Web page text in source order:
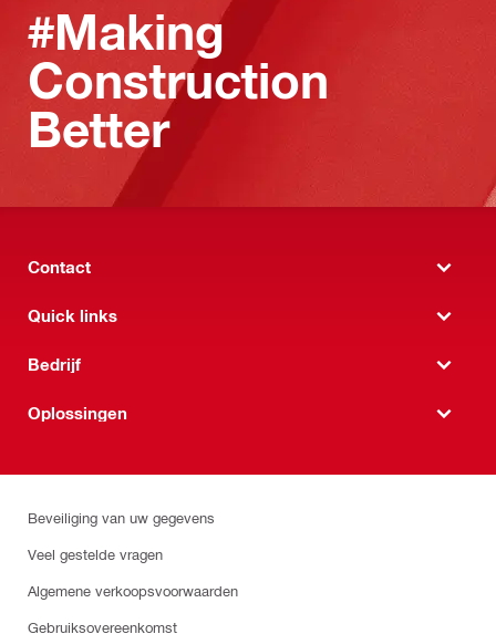
#Making
Construction
Better
Contact
Quick links
Bedrijf
Oplossingen
Beveiliging van uw gegevens
Veel gestelde vragen
Algemene verkoopsvoorwaarden
Gebruiksovereenkomst